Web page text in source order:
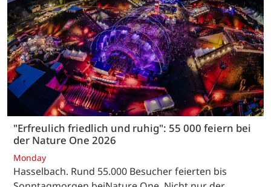
"Erfreulich friedlich und ruhig": 55 000 feiern bei
der Nature One 2026
Monday
Hasselbach. Rund 55.000 Besucher feierten bis